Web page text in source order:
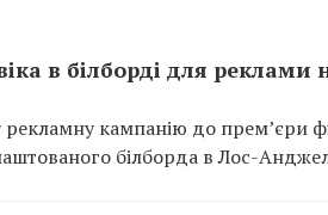
в білборді для реклами
кампанію до прем’єри
білборда в Лос-